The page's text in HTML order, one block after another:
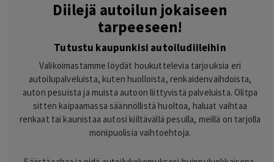
Diilejä autoilun jokaiseen
tarpeeseen!
Tutustu kaupunkisi autoiludiileihin
Valikoimastamme löydät houkuttelevia tarjouksia eri
autoilupalveluista, kuten huolloista, renkaidenvaihdoista,
auton pesuista ja muista autoon liittyvistä palveluista. Olitpa
sitten kaipaamassa säännöllistä huoltoa, haluat vaihtaa
renkaat tai kaunistaa autosi kiiltävällä pesulla, meillä on tarjolla
monipuolisia vaihtoehtoja.